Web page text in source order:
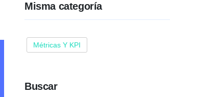
Misma categoría
Métricas Y KPI
Buscar